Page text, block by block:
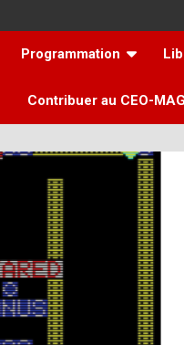
Programmation
Contribuer au CEO-MAG